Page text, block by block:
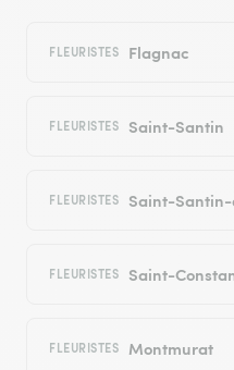
FLEURISTES Flagnac
FLEURISTES Saint-Santin
FLEURISTES Saint-
FLEURISTES Saint-
FLEURISTES Montmurat